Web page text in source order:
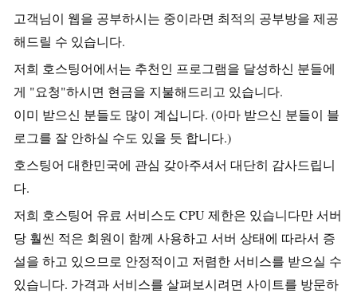
고객님이 웹을 공부하시는 중이라면 최적의 공부방을 제공
해드릴 수 있습니다.
저희 호스팅어에서는 추천인 프로그램을 달성하신 분들에
게 "요청"하시면 현금을 지불해드리고 있습니다.
이미 받으신 분들도 많이 계십니다. (아마 받으신 분들이 블
로그를 잘 안하실 수도 있을 듯 합니다.)
호스팅어 대한민국에 관심 갖아주셔서 대단히 감사드립니
다.
저희 호스팅어 유료 서비스도 CPU 제한은 있습니다만 서버
당 훨씬 적은 회원이 함께 사용하고 서버 상태에 따라서 증
설을 하고 있으므로 안정적이고 저렴한 서비스를 받으실 수
있습니다. 가격과 서비스를 살펴보시려면 사이트를 방문하